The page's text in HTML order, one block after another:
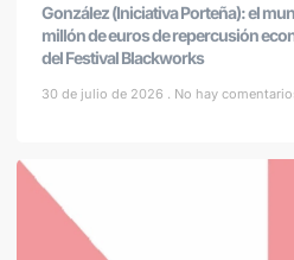
González (Iniciativa Porteña): el
millón de euros de repercusión
del Festival Blackworks
30 de julio de 2026 No hay